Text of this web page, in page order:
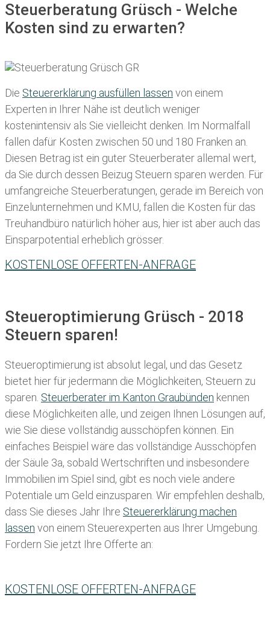
Steuerberatung Grüsch - Welche
Kosten sind zu erwarten?
Die Steuererklärung ausfüllen lassen von einem
Experten in Ihrer Nähe ist deutlich weniger
kostenintensiv als Sie vielleicht denken. Im Normalfall
fallen dafür Kosten zwischen 50 und 180 Franken an.
Diesen Betrag ist ein guter Steuerberater allemal wert,
da Sie durch dessen Beizug Steuern sparen werden. Für
umfangreiche Steuerberatungen, gerade im Bereich von
Einzelunternehmen und KMU, fallen die Kosten für das
Treuhandbüro natürlich höher aus, hier ist aber auch das
Einsparpotential erheblich grösser.
KOSTENLOSE OFFERTEN-ANFRAGE
Steueroptimierung Grüsch - 2018
Steuern sparen!
Steueroptimierung ist absolut legal, und das Gesetz
bietet hier für jedermann die Möglichkeiten, Steuern zu
sparen. Steuerberater im K anton Graubünden kennen
diese Möglichkeiten alle, und zeigen Ihnen Lösungen auf,
wie Sie diese vollständig ausschöpfen können. Ein
einfaches Beispiel wäre das vollständige Ausschöpfen
der Säule 3a, sobald Wertschriften und insbesondere
Immobilien im Spiel sind, gibt es noch viele andere
Potentiale um Geld einzusparen. Wir empfehlen deshalb,
dass Sie dieses Jahr Ihre Steuererklärung machen
lassen von einem Steuerexperten aus Ihrer Umgebung.
Fordern Sie jetzt Ihre Offerte an:
KOSTENLOSE OFFERTEN-ANFRAGE